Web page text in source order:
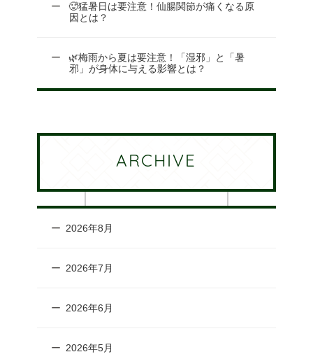
🥵猛暑日は要注意！仙腸関節が痛くなる原
因とは？
🌿梅雨から夏は要注意！「湿邪」と「暑
邪」が身体に与える影響とは？
ARCHIVE
2026年8月
2026年7月
2026年6月
2026年5月